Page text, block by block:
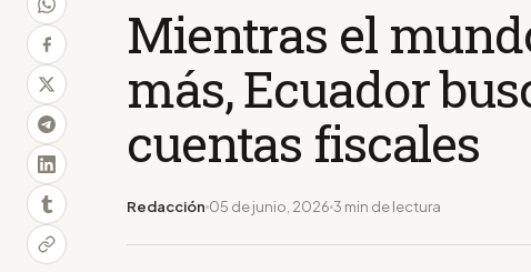
Mientras el
más, Ecuador
cuentas fiscales
Redacción 05 de junio, 2026 3 min de lectura